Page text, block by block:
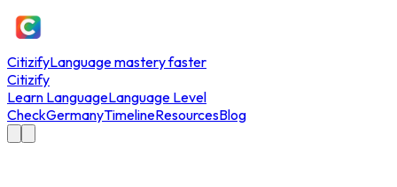
CitizifyLanguage mastery faster
Citizify
Learn LanguageLanguage Level
CheckGermanyTimelineResourcesBlog